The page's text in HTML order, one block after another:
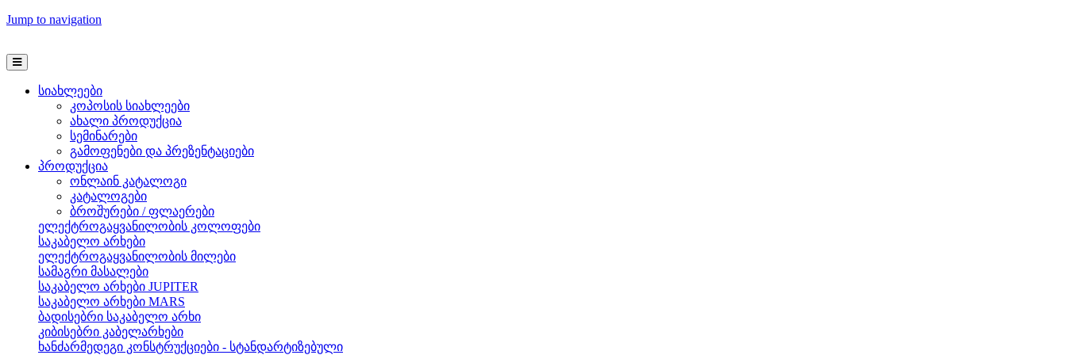
Jump to navigation
სიახლეები
კოპოსის სიახლეები
ახალი პროდუქცია
სემინარები
გამოფენები და პრეზენტაციები
პროდუქცია
ონლაინ კატალოგი
კატალოგები
ბროშურები / ფლაერები
ელექტროგაყვანილობის კოლოფები
საკაბელო არხები
ელექტროგაყვანილობის მილები
სამაგრი მასალები
საკაბელო არხები JUPITER
საკაბელო არხები MARS
ბადისებრი საკაბელო არხი
კიბისებრი კაბელარხები
ხანძარმედეგი კონსტრუქციები - სტანდარტიზებული